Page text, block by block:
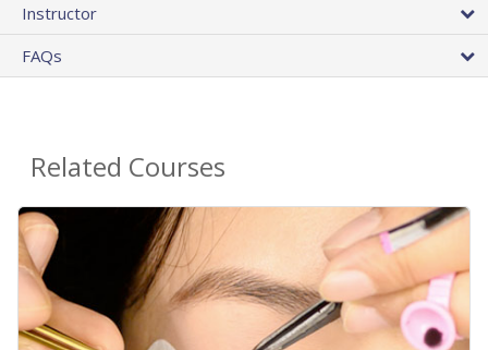
Instructor
FAQs
Related Courses